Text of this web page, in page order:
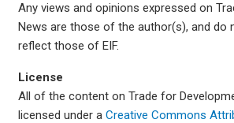
Any views and opinions expressed on
News are those of the author(s), and do
reflect those of EIF.
License
All of the content on Trade for
licensed under a Creative Commons